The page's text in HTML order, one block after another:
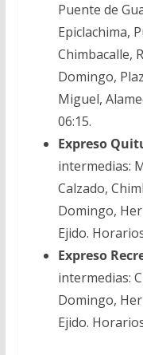
Puente de
Epiclachima,
Chimbacalle,
Domingo,
Miguel,
06:15.
Expreso
intermedias:
Calzado,
Domingo,
Ejido.
Expreso
intermedias:
Domingo,
Ejido.